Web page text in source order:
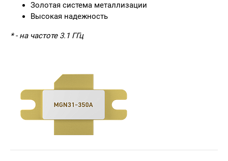
Золотая система металлизации
Высокая надежность
* - на частоте 3.1 ГГц